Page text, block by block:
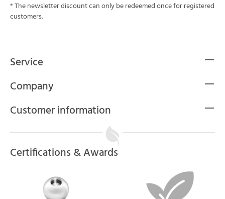
* The newsletter discount can only be redeemed once for registered
customers.
Service
Company
Customer information
Certifications & Awards